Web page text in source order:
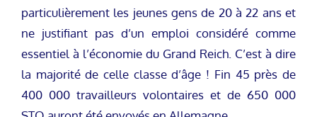
particulièrement les jeunes gens de 20 à 22 ans et
ne justifiant pas d’un emploi considéré comme
essentiel à l’économie du Grand Reich. C’est à dire
la majorité de celle classe d’âge ! Fin 45 près de
400 000 travailleurs volontaires et de 650 000